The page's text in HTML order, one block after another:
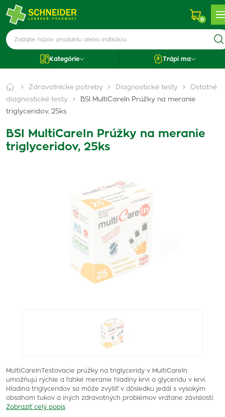
0
Kategórie Trápi ma
Zdravotnícke potreby Diagnostické testy
Ostatné
diagnostické testy
BSI MultiCareIn Prúžky na meranie
triglyceridov, 25ks
BSI MultiCareIn Prúžky na meranie
triglyceridov, 25ks
MultiCareInTestovacie prúžky na triglyceridy v MultiCareIn
umožňujú rýchle a ľahké meranie hladiny krvi a glyceridu v krvi.
Hladina triglyceridov sa môže zvýšiť v dôsledku jedál s vysokým
obsahom tukov a iných zdravotných problémov vrátane závislostí.
Zobraziť celý popis